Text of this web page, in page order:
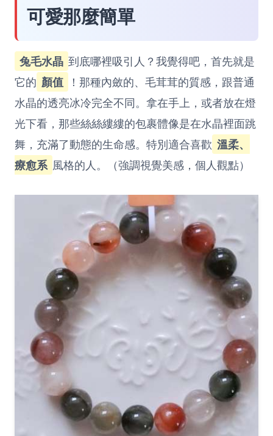
可愛那麼簡單
兔毛水晶 到底哪裡吸引人？我覺得吧，首先就是
它的 顏值
！那種內斂的、毛茸茸的質感，跟普通
水晶的透亮冰冷完全不同。拿在手上，或者放在燈
光下看，那些絲絲縷縷的包裹體像是在水晶裡面跳
舞，充滿了動態的生命感。特別適合喜歡 溫柔、
療愈系 風格的人。（強調視覺美感，個人觀點）